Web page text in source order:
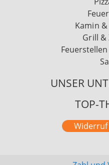
Kamin
Grill &
UNSER
TOP-